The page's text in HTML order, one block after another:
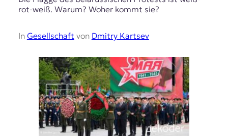
rot-weiß. Warum? Woher kommt sie?
In Gesellschaft von Dmitry Kartsev